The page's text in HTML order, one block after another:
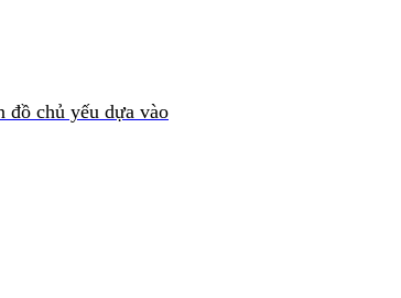
chủ yếu dựa vào